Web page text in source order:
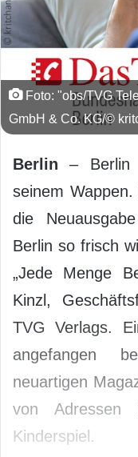
Foto: "obs/TVG
GmbH & Co. KG/©
Berlin – Berlin
seinem
die
Berlin so frisch
„Jede Menge
Kinzl,
TVG Verlags.
angefangen
neuartigen
von
Kinderspiel.